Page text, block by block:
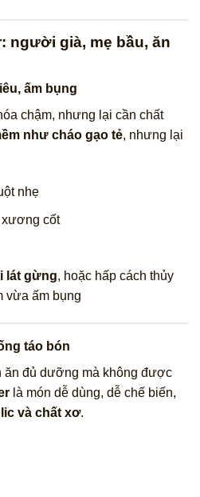
người già, mẹ bầu, ăn
ấm bụng
chậm, nhưng lại cần chất
như cháo gạo tẻ, nhưng lại
nhẹ
cốt
lát gừng, hoặc hấp cách thủy
vừa ấm bụng
táo bón
ăn đủ dưỡng mà không được
là món dễ dùng, dễ chế biến,
và chất xơ.